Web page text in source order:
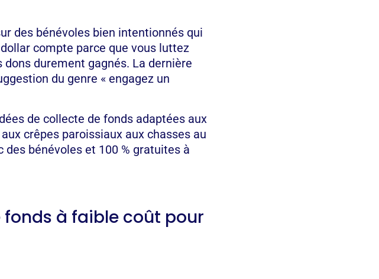
des bénévoles bien intentionnés qui
compte parce que vous luttez
durement gagnés. La dernière
du genre « engagez un
de collecte de fonds adaptées aux
crêpes paroissiaux aux chasses au
bénévoles et 100 % gratuites à
à faible coût pour